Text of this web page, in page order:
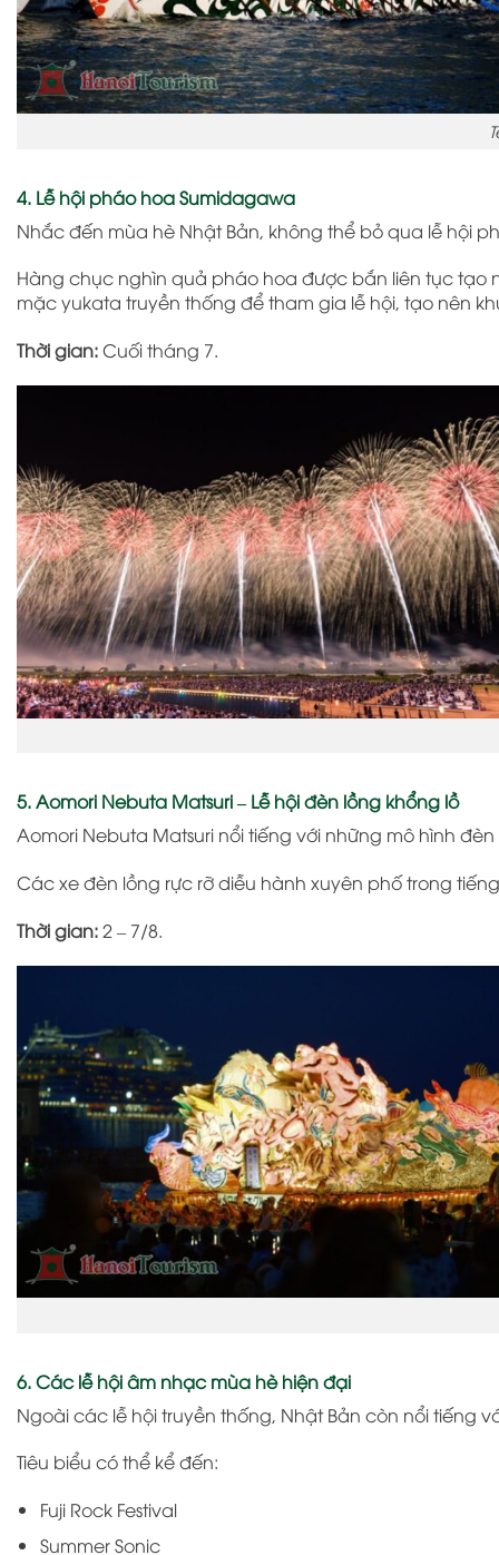
4. Lễ hội pháo hoa Sumidagawa
Nhắc đến mùa hè Nhật Bản, không thể bỏ qua lễ hội
Hàng chục nghìn quả pháo hoa được bắn liên tục tạo
mặc yukata truyền thống để tham gia lễ hội, tạo nên
Thời gian:Cuối tháng 7.
5. Aomori Nebuta Matsuri – Lễ hội đèn lồng khổng lồ
Aomori Nebuta Matsuri nổi tiếng với những mô hình
Các xe đèn lồng rực rỡ diễu hành xuyên phố trong
Thời gian:2 – 7/8.
6. Các lễ hội âm nhạc mùa hè hiện đại
Ngoài các lễ hội truyền thống, Nhật Bản còn nổi tiếng
Tiêu biểu có thể kể đến:
Fuji Rock Festival
Summer Sonic